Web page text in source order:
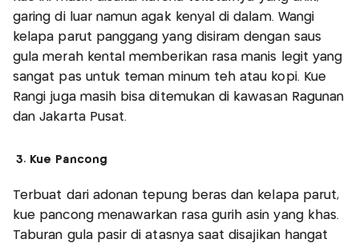
garing di luar namun agak kenyal di dalam. Wangi
kelapa parut panggang yang disiram dengan saus
gula merah kental memberikan rasa manis legit yang
sangat pas untuk teman minum teh atau kopi. Kue
Rangi juga masih bisa ditemukan di kawasan Ragunan
dan Jakarta Pusat.
3. Kue Pancong
Terbuat dari adonan tepung beras dan kelapa parut,
kue pancong menawarkan rasa gurih asin yang khas.
Taburan gula pasir di atasnya saat disajikan hangat